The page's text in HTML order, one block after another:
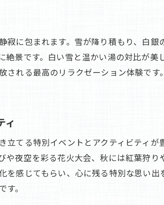
都会のストレスから解放される横谷温
都会の喧騒を忘れる静けさと安らぎ
ストレスフリーの環境で心と体を
自然と一体化するマインドフルネ
横谷温泉旅館で過ごす静寂に包まれた
静かに流れる時間を楽しむ宿泊プ
寂に包まれます。雪が降り積もり、白
絶景です。白い雪と温かい湯の対比が
される最高のリラクゼーション体験で
ィ
立てる特別イベントとアクティビティ
や夜空を彩る花火大会、秋には紅葉狩
を感じてもらい、心に残る特別な思い
。